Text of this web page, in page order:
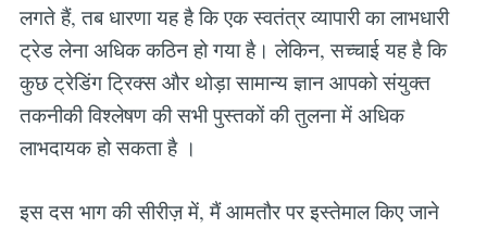
लगते हैं, तब धारणा यह है कि एक स्वतंत्र व्यापारी का लाभधारी
ट्रेड लेना अधिक कठिन हो गया है। लेकिन, सच्चाई यह है कि
कुछ ट्रेडिंग ट्रिक्स और थोड़ा सामान्य ज्ञान आपको संयुक्त
तकनीकी विश्लेषण की सभी पुस्तकों की तुलना में अधिक
लाभदायक हो सकता है ।
इस दस भाग की सीरीज़ में, मैं आमतौर पर इस्तेमाल किए जाने